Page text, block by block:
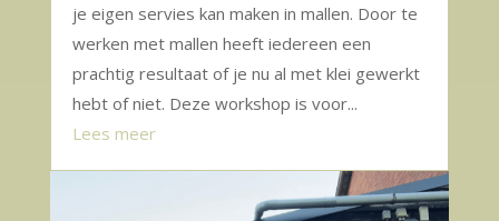
je eigen servies kan maken in mallen. Door te
werken met mallen heeft iedereen een
prachtig resultaat of je nu al met klei gewerkt
hebt of niet. Deze workshop is voor...
Lees meer